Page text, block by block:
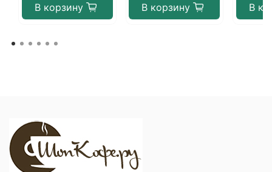
В корзину В корзину В